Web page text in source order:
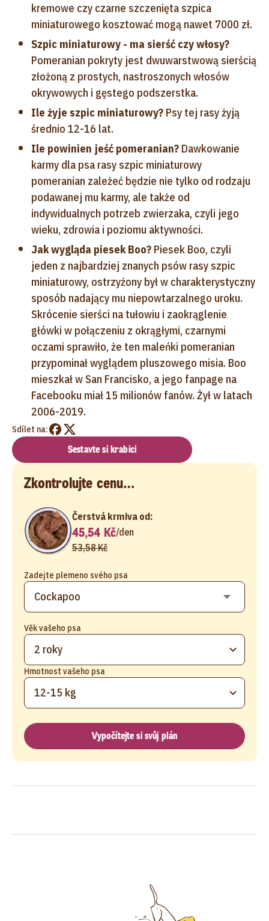
kremowe czy czarne szczenięta szpica
miniaturowego kosztować mogą nawet 7000 zł.
Szpic miniaturowy - ma sierść czy włosy?
Pomeranian pokryty jest dwuwarstwową sierścią
złożoną z prostych, nastroszonych włosów
okrywowych i gęstego podszerstka.
Ile żyje szpic miniaturowy? Psy tej rasy żyją
średnio 12-16 lat.
Ile powinien jeść pomeranian? Dawkowanie
karmy dla psa rasy szpic miniaturowy
pomeranian zależeć będzie nie tylko od rodzaju
podawanej mu karmy, ale także od
indywidualnych potrzeb zwierzaka, czyli jego
wieku, zdrowia i poziomu aktywności.
Jak wygląda piesek Boo? Piesek Boo, czyli
jeden z najbardziej znanych psów rasy szpic
miniaturowy, ostrzyżony był w charakterystyczny
sposób nadający mu niepowtarzalnego uroku.
Skrócenie sierści na tułowiu i zaokrąglenie
główki w połączeniu z okrągłymi, czarnymi
oczami sprawiło, że ten maleńki pomeranian
przypominał wyglądem pluszowego misia. Boo
mieszkał w San Francisko, a jego fanpage na
Facebooku miał 15 milionów fanów. Żył w latach
2006-2019.
Sdílet na:
Sestavte si krabici
Zkontrolujte cenu…
Zadejte plemeno svého psa
Věk vašeho psa
2 roky
Hmotnost vašeho psa
12-15 kg
Čerstvá krmiva od:
45,54 Kč/den
53,58 Kč
Vypočítejte si svůj plán